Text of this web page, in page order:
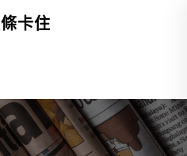
卡住